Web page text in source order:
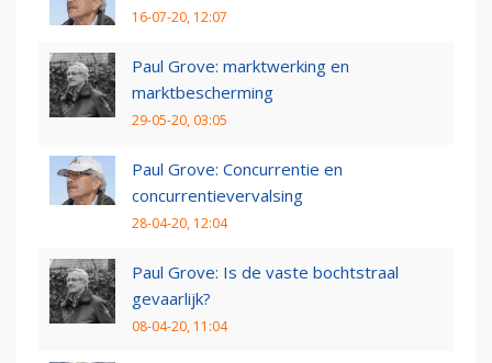
16-07-20, 12:07
Paul Grove: marktwerking en
marktbescherming
29-05-20, 03:05
Paul Grove: Concurrentie en
concurrentievervalsing
28-04-20, 12:04
Paul Grove: Is de vaste bochtstraal
gevaarlijk?
08-04-20, 11:04